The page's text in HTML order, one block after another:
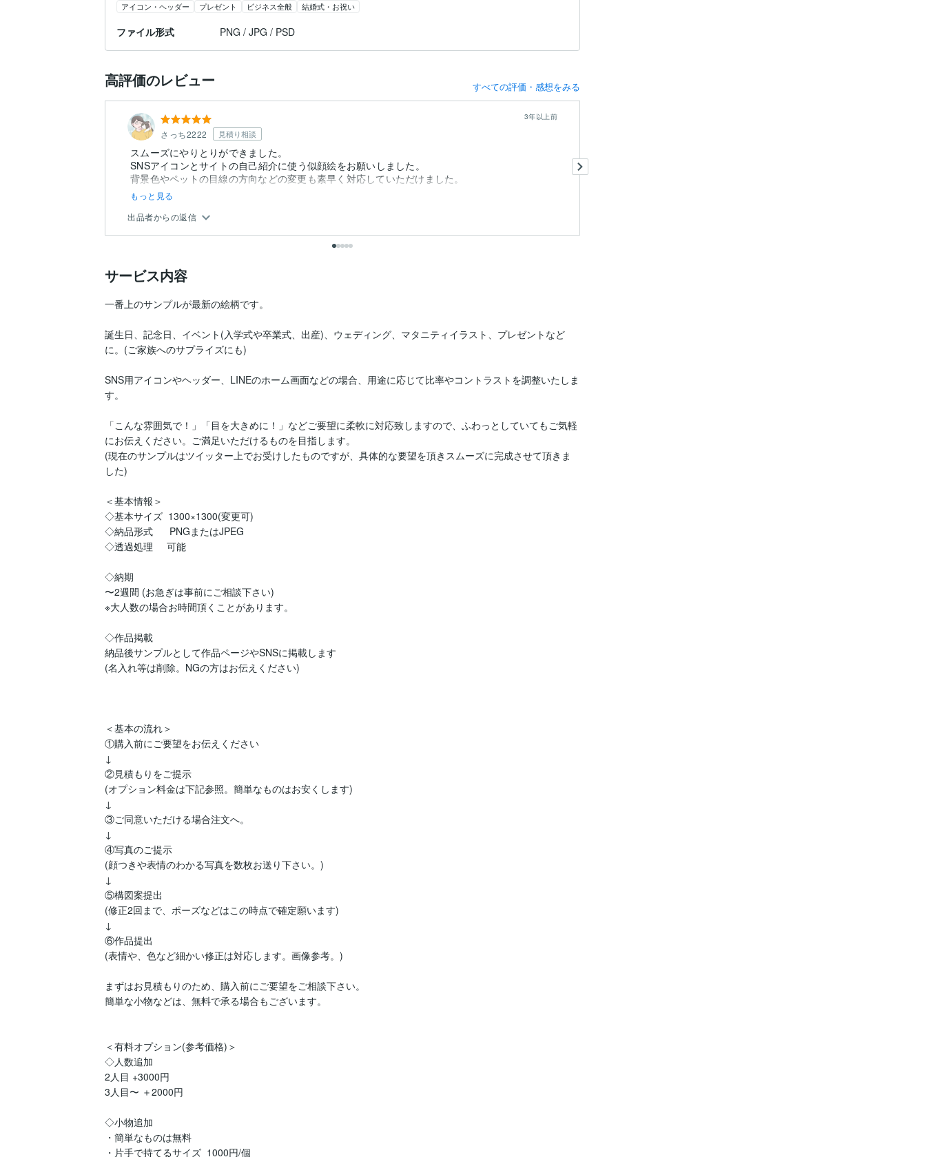
アイコン・ヘッダー プレゼント ビジネス全般 結婚式・お祝い
ファイル形式 PNG / JPG / PSD
高評価のレビュー すべての評価・感想をみる
さっち2222 見積り相談
3年以上前
スムーズにやりとりができました。
SNSアイコンとサイトの自己紹介に使う似顔絵をお願いしました。
背景色やペットの目線の方向などの変更も素早く対応していただけました。
もっと見る
出品者からの返信
サービス内容
一番上のサンプルが最新の絵柄です。
誕生日、記念日、イベント(入学式や卒業式、出産)、ウェディング、マタニティイラスト、プレゼントなど
に。(ご家族へのサプライズにも)
SNS用アイコンやヘッダー、LINEのホーム画面などの場合、用途に応じて比率やコントラストを調整いたしま
す。
「こんな雰囲気で！」「目を大きめに！」などご要望に柔軟に対応致しますので、ふわっとしていてもご気軽
にお伝えください。ご満足いただけるものを目指します。
(現在のサンプルはツイッター上でお受けしたものですが、具体的な要望を頂きスムーズに完成させて頂きま
した)
＜基本情報＞
◇基本サイズ  1300×1300(変更可)
◇納品形式      PNGまたはJPEG
◇透過処理     可能
◇納期
〜2週間 (お急ぎは事前にご相談下さい)
※大人数の場合お時間頂くことがあります。
◇作品掲載
納品後サンプルとして作品ページやSNSに掲載します
(名入れ等は削除。NGの方はお伝えください)
＜基本の流れ＞
①購入前にご要望をお伝えください
↓
②見積もりをご提示
(オプション料金は下記参照。簡単なものはお安くします)
↓
③ご同意いただける場合注文へ。
↓
④写真のご提示
(顔つきや表情のわかる写真を数枚お送り下さい。)
↓
⑤構図案提出
(修正2回まで、ポーズなどはこの時点で確定願います)
↓
⑥作品提出
(表情や、色など細かい修正は対応します。画像参考。)
まずはお見積もりのため、購入前にご要望をご相談下さい。
簡単な小物などは、無料で承る場合もございます。
＜有料オプション(参考価格)＞
◇人数追加
2人目 +3000円
3人目〜 ＋2000円
◇小物追加
・簡単なものは無料
・片手で持てるサイズ  1000円/個